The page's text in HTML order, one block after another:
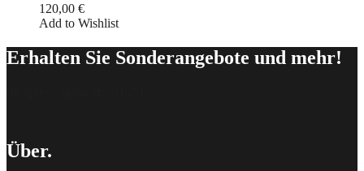
120,00 €
Add to Wishlist
Erhalten Sie Sonderangebote und mehr!
Über.